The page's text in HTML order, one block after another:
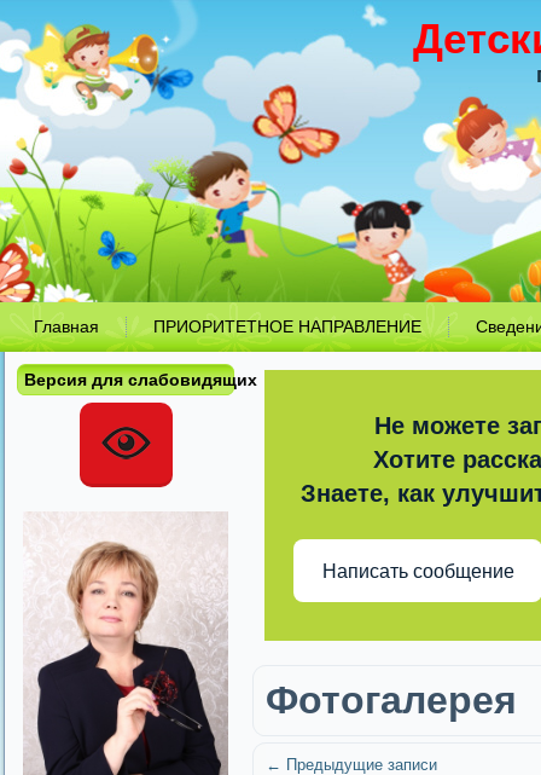
Главная ПРИОРИТЕТНОЕ НАПРАВЛЕНИЕ
Версия для слабовидящих
Не можете
Хотите
Знаете, как
Написать сообщение
Фотогалерея
← Предыдущие записи